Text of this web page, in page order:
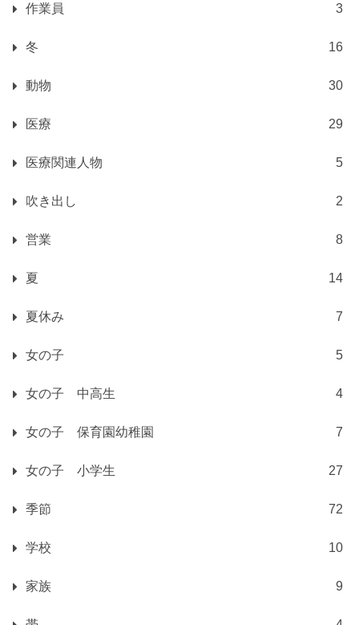
作業員 3
冬 16
動物 30
医療 29
医療関連人物 5
吹き出し 2
営業 8
夏 14
夏休み 7
女の子 5
女の子 中高生 4
女の子 保育園幼稚園 7
女の子 小学生 27
季節 72
学校 10
家族 9